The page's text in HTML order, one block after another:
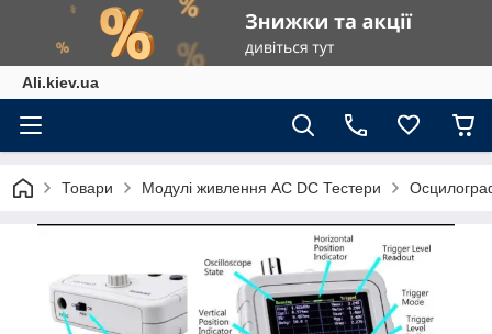
Ali.kiev.ua
Товари Модулі живлення АС DC Тестери